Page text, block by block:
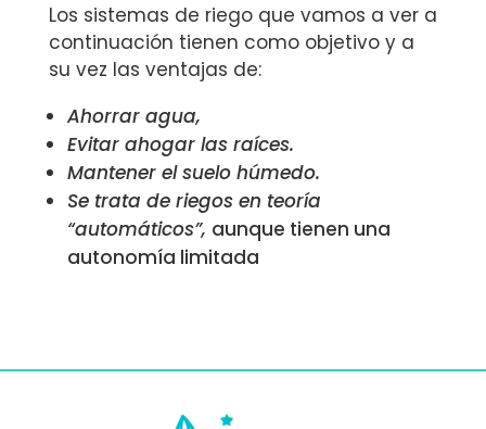
Los sistemas de riego que vamos a ver a
continuación tienen como objetivo y a
su vez las ventajas de:
Ahorrar agua,
Evitar ahogar las raíces.
Mantener el suelo húmedo.
Se trata de riegos en teoría
“automáticos”, aunque tienen una
autonomía limitada